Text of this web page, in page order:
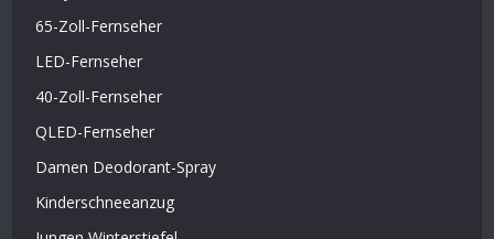
65-Zoll-Fernseher
LED-Fernseher
40-Zoll-Fernseher
QLED-Fernseher
Damen Deodorant-Spray
Kinderschneeanzug